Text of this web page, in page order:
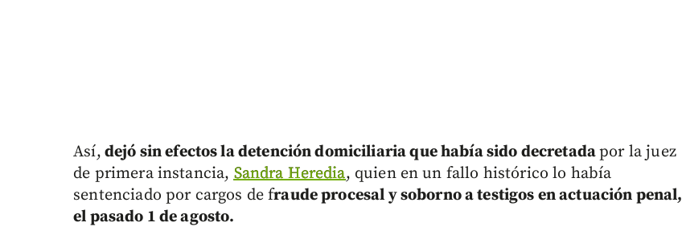
Así, dejó sin efectos la detención domiciliaria que había sido decretadapor la juez
de primera instancia,Sandra Heredia, quien en un fallo histórico lo había
sentenciado por cargos de fraude procesal y soborno a testigos en actuación penal,
el pasado 1 de agosto.